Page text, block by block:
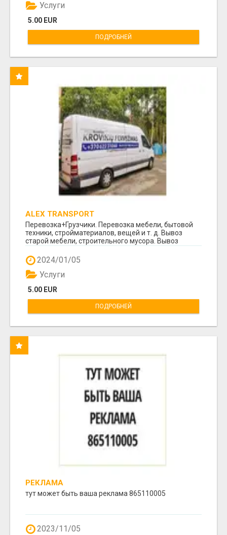
5.00 EUR
Услуги
ПОДРОБНЕЙ
ALEX TRANSPORT
Перевозка+Грузчики. Перевозка мебели, бытовой
техники, стройматериалов, вещей и т. д. Вывоз
старой мебели, строительного мусора. Вывоз
2024/01/05
5.00 EUR
Услуги
ПОДРОБНЕЙ
РЕКЛАМА
тут может быть ваша реклама 865110005
2023/11/05